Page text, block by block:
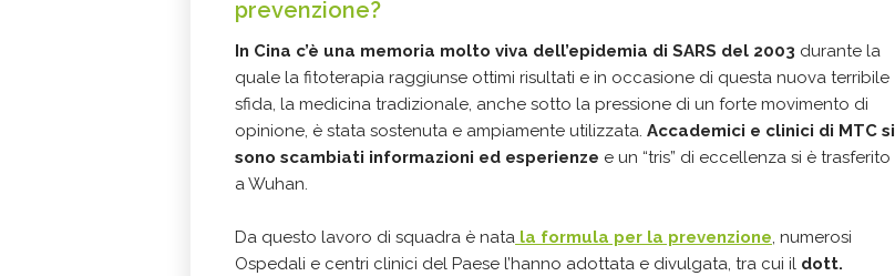
prevenzione?
In Cina c’è una memoria molto viva dell’epidemia di SARS del 2003 durante la
quale la fitoterapia raggiunse ottimi risultati e in occasione di questa nuova terribile
sfida, la medicina tradizionale, anche sotto la pressione di un forte movimento di
opinione, è stata sostenuta e ampiamente utilizzata. Accademici e clinici di MTC si
sono scambiati informazioni ed esperienze e un “tris” di eccellenza si è trasferito
a Wuhan.
Da questo lavoro di squadra è nata la formula per la prevenzione, numerosi
Ospedali e centri clinici del Paese l’hanno adottata e divulgata, tra cui il dott.